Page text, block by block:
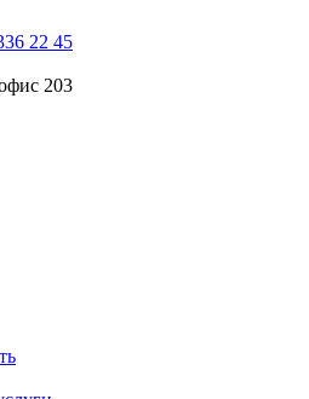
22 45
203